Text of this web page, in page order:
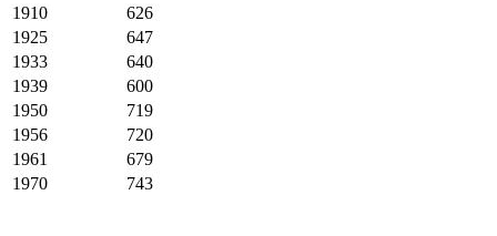
1910
626
1925
647
1933
640
1939
600
1950
719
1956
720
1961
679
1970
743